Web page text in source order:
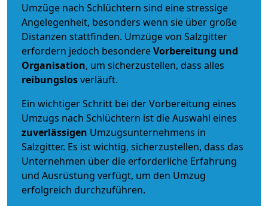
Umzüge nach Schlüchtern sind eine stressige
Angelegenheit, besonders wenn sie über große
Distanzen stattfinden. Umzüge von Salzgitter
erfordern jedoch besondereVorbereitung und
Organisation, um sicherzustellen, dass alles
reibungslosverläuft.
Ein wichtiger Schritt bei der Vorbereitung eines
Umzugs nach Schlüchtern ist die Auswahl eines
zuverlässigen Umzugsunternehmens in
Salzgitter. Es ist wichtig, sicherzustellen, dass das
Unternehmen über die erforderliche Erfahrung
und Ausrüstung verfügt, um den Umzug
erfolgreich durchzuführen.